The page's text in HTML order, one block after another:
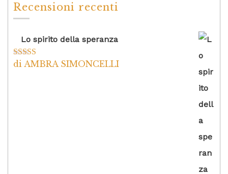
Recensioni recenti
Lo spirito della speranza
Valutato5su
di AMBRA SIMONCELLI